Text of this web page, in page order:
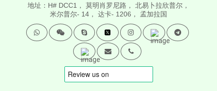
地址：H# DCC1， 莫明肖罗尼路， 北易卜拉欣普尔，
米尔普尔- 14， 达卡- 1206， 孟加拉国